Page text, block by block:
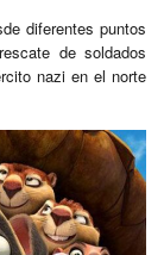
diferentes puntos
de soldados
nazi en el norte